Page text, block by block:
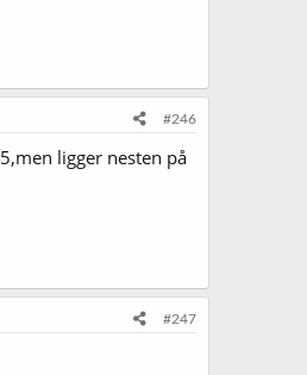
#246
ligger nesten på
#247